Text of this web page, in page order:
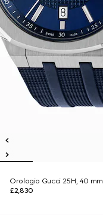
Orologio Gucci 25H, 40 mm
£2,830